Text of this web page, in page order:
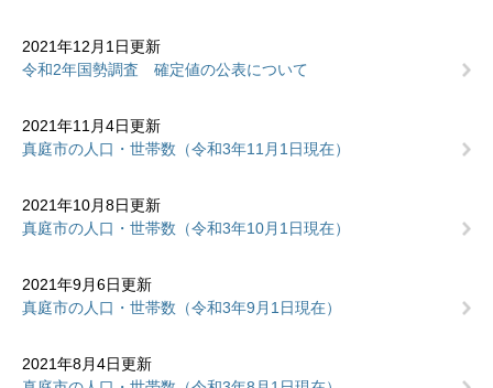
2021年12月1日更新
令和2年国勢調査 確定値の公表について
2021年11月4日更新
真庭市の人口・世帯数（令和3年11月1日現在）
2021年10月8日更新
真庭市の人口・世帯数（令和3年10月1日現在）
2021年9月6日更新
真庭市の人口・世帯数（令和3年9月1日現在）
2021年8月4日更新